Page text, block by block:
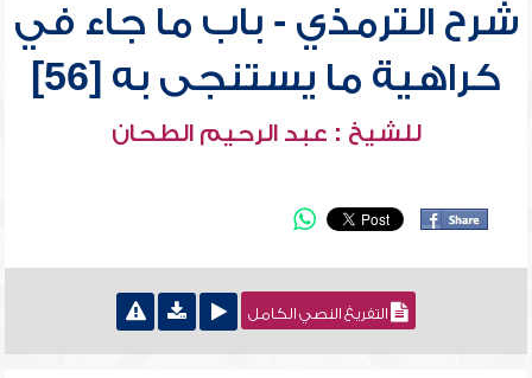
شرح الترمذي - باب ما جاء في
كراهية ما يستنجى به [56]
للشيخ : عبد الرحيم الطحان
التفريغ النصي الكامل